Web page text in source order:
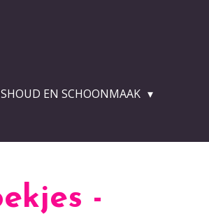
EN SCHOONMAAK
-